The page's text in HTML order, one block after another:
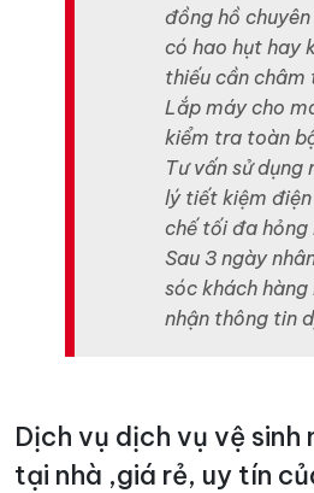
đồng hồ
có hao hụt hay
thiếu cần châm
Lắp máy cho
kiểm tra toàn
Tư vấn sử dụng
lý tiết kiệm
chế tối đa hỏng
Sau 3 ngày
sóc khách hàng
nhận thông tin
Dịch vụ dịch vụ vệ sinh
tại nhà ,giá rẻ, uy tín